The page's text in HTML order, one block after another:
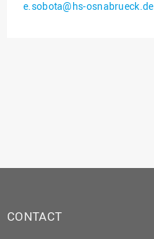
Personalrat
e.sobota@hs-osnabrueck.de
CONTACT